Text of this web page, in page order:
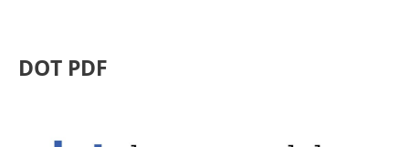
DOT PDF